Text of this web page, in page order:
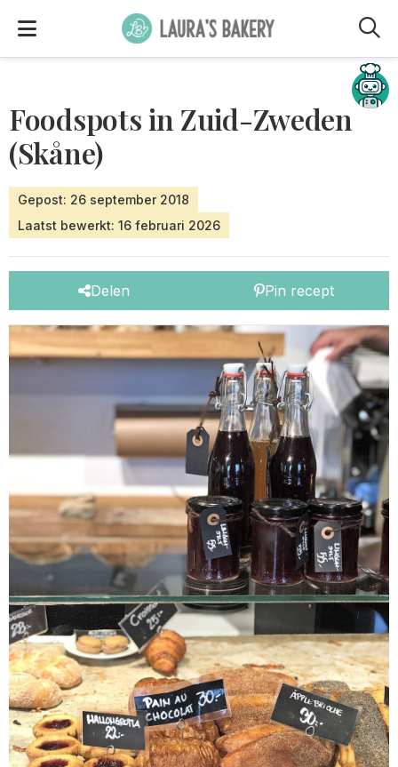
Foodspots in Zuid-Zweden
(Skåne)
Gepost: 26 september 2018
Laatst bewerkt: 16 februari 2026
Delen Pin recept